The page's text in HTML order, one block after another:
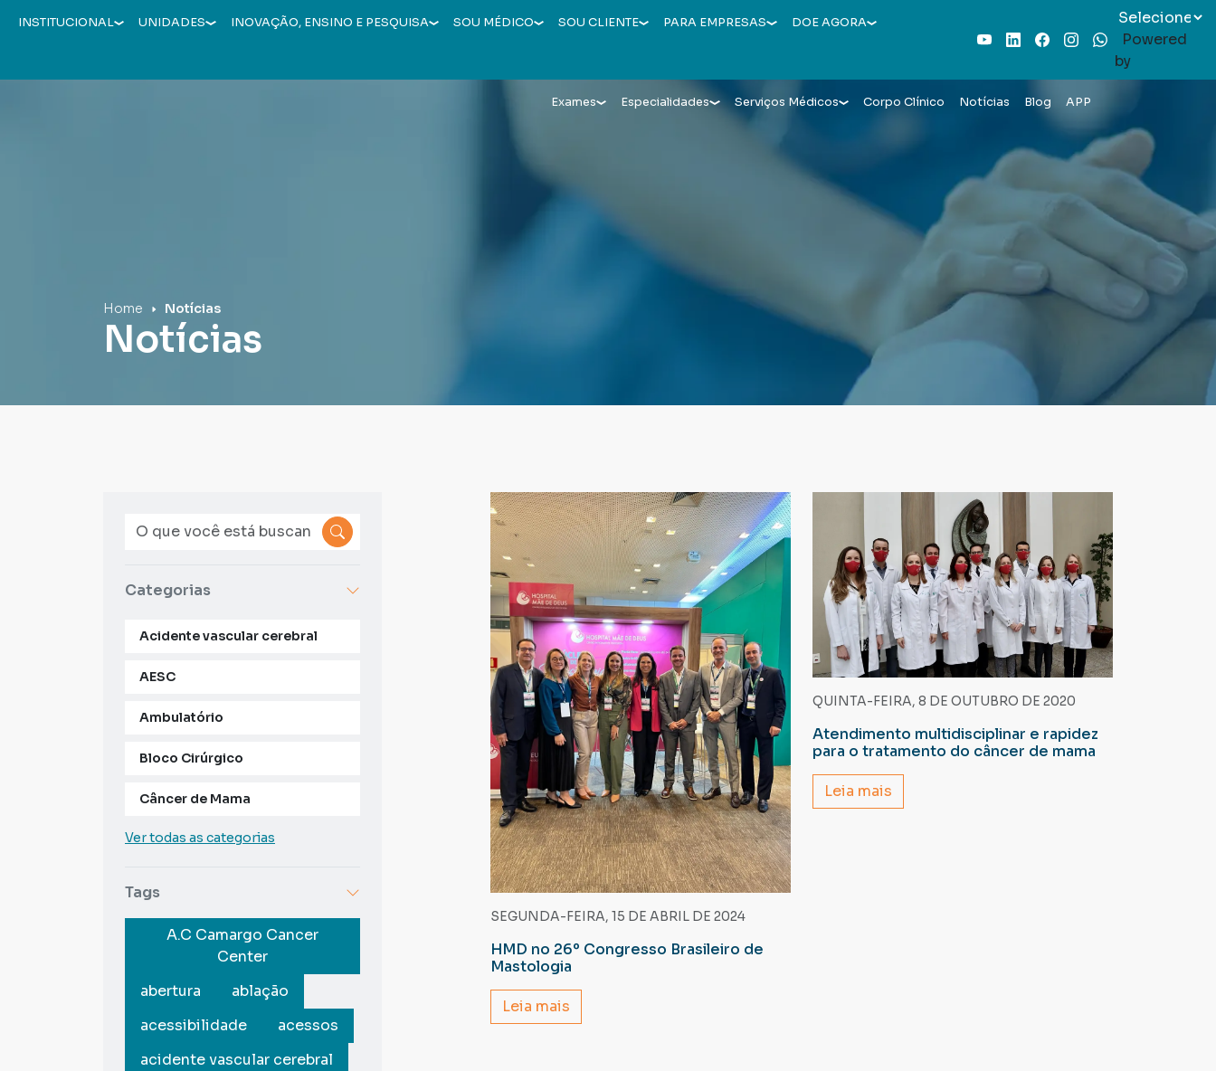
INSTITUCIONAL UNIDADES INOVAÇÃO, ENSINO E PESQUISA SOU MÉDICO SOU CLIENTE PARA EMPRESAS
DOE AGORA
YoutubeLinkedInFacebook
InstagramWhatsAppPowered
by
Exames Especialidades Serviços Médicos Corpo Clínico Notícias Blog APP
Home Notícias
Notícias
Categorias
Acidente vascular cerebral
AESC
Ambulatório
Bloco Cirúrgico
Câncer de Mama
Ver todas as categorias
Tags
A.C Camargo Cancer
Center
abertura
ablação
acessibilidade
acessos
acidente vascular cerebral
SEGUNDA-FEIRA, 15 DE ABRIL DE 2024
HMD no 26º Congresso Brasileiro de
Mastologia
Leia mais
QUINTA-FEIRA, 8 DE OUTUBRO DE 2020
Atendimento multidisciplinar e rapidez
para o tratamento do câncer de mama
Leia mais